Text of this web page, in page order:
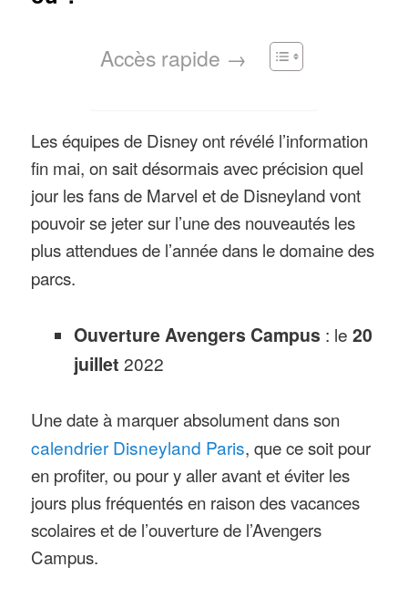
Accès rapide →
Les équipes de Disney ont révélé l’information
fin mai, on sait désormais avec précision quel
jour les fans de Marvel et de Disneyland vont
pouvoir se jeter sur l’une des nouveautés les
plus attendues de l’année dans le domaine des
parcs.
Ouverture Avengers Campus : le 20
juillet 2022
Une date à marquer absolument dans son
calendrier Disneyland Paris, que ce soit pour
en profiter, ou pour y aller avant et éviter les
jours plus fréquentés en raison des vacances
scolaires et de l’ouverture de l’Avengers
Campus.